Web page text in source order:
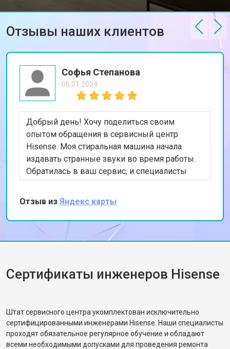
Отзывы наших клиентов
Софья Степанова
06.01.2024
Добрый день! Хочу поделиться своим
опытом обращения в сервисный центр
Hisense. Моя стиральная машина начала
издавать странные звуки во время работы.
Обратилась в ваш сервис, и специалисты
быстро выявили проблему с подшипниками.
После их замены машина стала работать тихо
и эффективно. Очень довольна качеством
обслуживания и скоростью выполнения
работы. Спасибо за вашу помощь!
Отзыв из Яндекс карты
Сертификаты инженеров Hisense
Штат сервисного центра укомплектован исключительно
сертифицированными инженерами Hisense. Наши специалисты
проходят обязательное регулярное обучение и обладают
всеми необходимыми допусками для проведения ремонта